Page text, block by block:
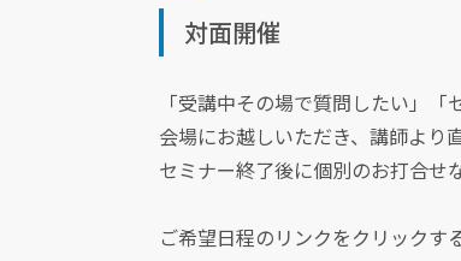
対面開催
「受講中その場で質問したい」
会場にお越しいただき、講師より
セミナー終了後に個別のお打合せ
ご希望日程のリンクをクリックす